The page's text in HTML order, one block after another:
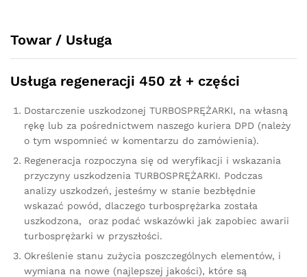
Towar / Usługa
Usługa regeneracji 450 zł + części
Dostarczenie uszkodzonej TURBOSPRĘŻARKI, na własną
rękę lub za pośrednictwem naszego kuriera DPD (należy
o tym wspomnieć w komentarzu do zamówienia).
Regeneracja rozpoczyna się od weryfikacji i wskazania
przyczyny uszkodzenia TURBOSPRĘŻARKI. Podczas
analizy uszkodzeń, jesteśmy w stanie bezbłędnie
wskazać powód, dlaczego turbosprężarka została
uszkodzona, oraz podać wskazówki jak zapobiec awarii
turbosprężarki w przyszłości.
Określenie stanu zużycia poszczególnych elementów, i
wymiana na nowe (najlepszej jakości), które są